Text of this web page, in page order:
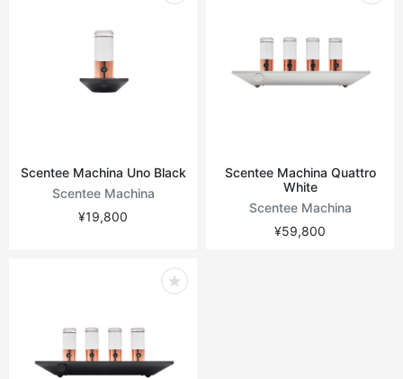
Scentee Machina Uno Black
Scentee Machina
¥19,800
Scentee Machina Quattro
White
Scentee Machina
¥59,800